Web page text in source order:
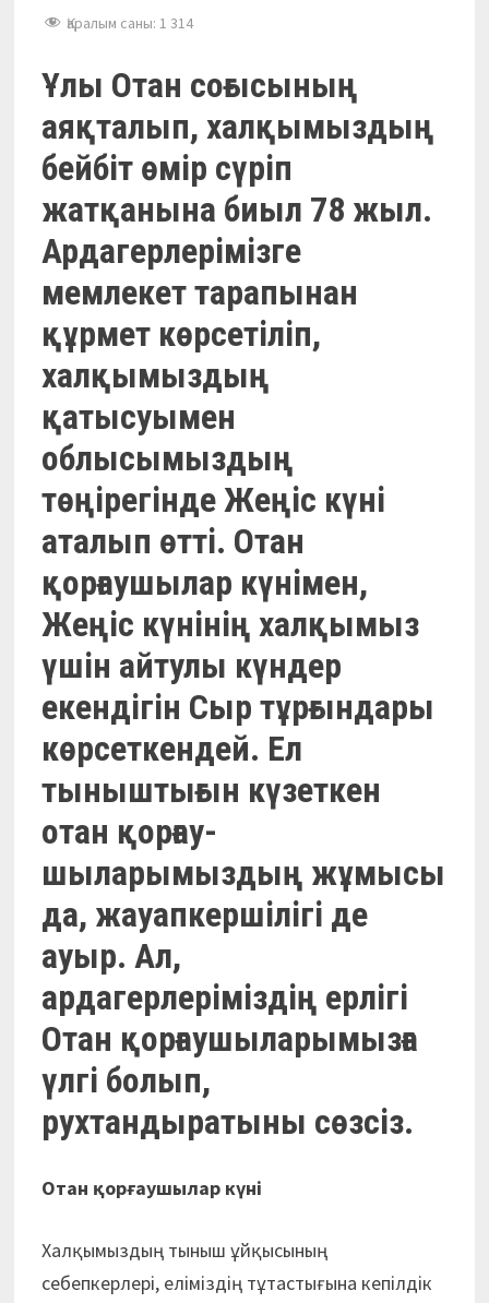
Қаралым саны: 1 314
Ұлы Отан соғысының
аяқталып, халқымыздың
бейбіт өмір сүріп
жатқанына биыл 78 жыл.
Ардагерлерімізге
мемлекет тарапынан
құрмет көрсетіліп,
халқымыздың
қатысуымен
облысымыздың
төңірегінде Жеңіс күні
аталып өтті. Отан
қорғаушылар күнімен,
Жеңіс күнінің халқымыз
үшін айтулы күндер
екендігін Сыр тұрғындары
көрсеткендей. Ел
тыныштығын күзеткен
отан қорғау­
шыларымыздың жұмысы
да, жауапкершілігі де
ауыр. Ал,
ардагерлеріміздің ерлігі
Отан қорғаушыларымызға
үлгі болып,
рухтандыратыны сөзсіз.
Отан қорғаушылар күні
Халқымыздың тыныш ұйқысының
себепкерлері, еліміздің тұтастығына кепілдік